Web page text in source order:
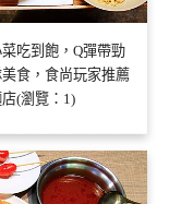
吃到飽，Q彈帶勁
食，食尚玩家推薦
(瀏覽：1)